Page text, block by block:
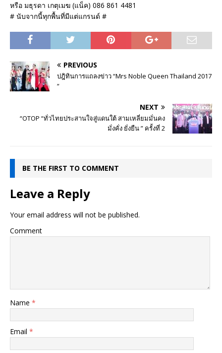
หรือ มธุรดา เกตุเมฆ (แน็ค) 086 861 4481
# นับจากนี้ทุกพื้นที่มีแต่แกรนด์ #​
PREVIOUS
ปฎิทินการแถลงข่าว “Mrs Noble Queen Thailand 2017
“
NEXT
“OTOP “ทั่วไทยประสานใจสู่แดนใต้ สามเหลี่ยมมั่นคง
มั่งคั่ง ยั่งยืน ” ครั้งที่ 2
BE THE FIRST TO COMMENT
Leave a Reply
Your email address will not be published.
Comment
Name *
Email *